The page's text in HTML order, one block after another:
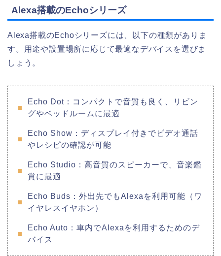
Alexa搭載のEchoシリーズ
Alexa搭載のEchoシリーズには、以下の種類がありま
す。用途や設置場所に応じて最適なデバイスを選びま
しょう。
Echo Dot：コンパクトで音質も良く、リビン
グやベッドルームに最適
Echo Show：ディスプレイ付きでビデオ通話
やレシピの確認が可能
Echo Studio：高音質のスピーカーで、音楽鑑
賞に最適
Echo Buds：外出先でもAlexaを利用可能（ワ
イヤレスイヤホン）
Echo Auto：車内でAlexaを利用するためのデ
バイス